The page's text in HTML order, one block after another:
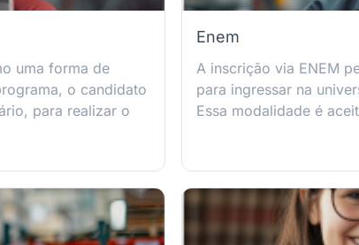
uma forma de
o candidato
para realizar o
Enem
A inscrição via ENEM
para ingressar na
Essa modalidade é